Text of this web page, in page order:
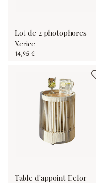
Lot de 2 photophores
Xerice
14,95 €
Table d'appoint Delor